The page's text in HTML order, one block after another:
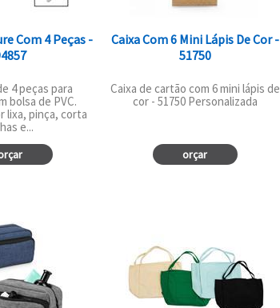
Com 4 Peças -
4 peças para
bolsa de PVC.
lixa, pinça, corta
e...
Caixa Com 6 Mini Lápis De Cor -
51750
Caixa de cartão com 6 mini lápis de
cor - 51750 Personalizada
orçar